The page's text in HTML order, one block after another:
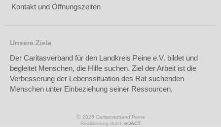
Kontakt und Öffnungszeiten
Unsere Ziele
Der Caritasverband für den Landkreis Peine e.V. bildet und
begleitet Menschen, die Hilfe suchen. Ziel der Arbeit ist die
Verbesserung der Lebenssituation des Rat suchenden
Menschen unter Einbeziehung seiner Ressourcen.
Ⓒ 2026 Caritasverband Peine
Realisierung durch eDACT